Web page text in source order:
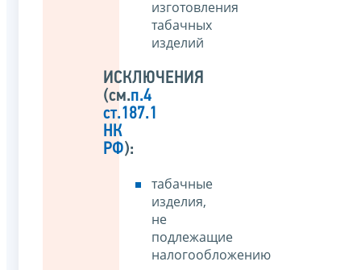
изготовления
табачных
изделий
ИСКЛЮЧЕНИЯ
(см.п.4
ст.187.1
НК
РФ):
табачные
изделия,
не
подлежащие
налогообложению